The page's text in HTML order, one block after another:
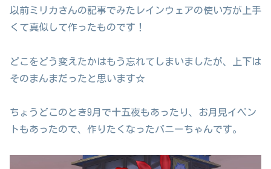
以前ミリカさんの記事でみたレインウェアの使い方が上手
くて真似して作ったものです！
どこをどう変えたかはもう忘れてしまいましたが、上下は
そのまんまだったと思います☆
ちょうどこのとき9月で十五夜もあったり、お月見イベン
トもあったので、作りたくなったバニーちゃんです。